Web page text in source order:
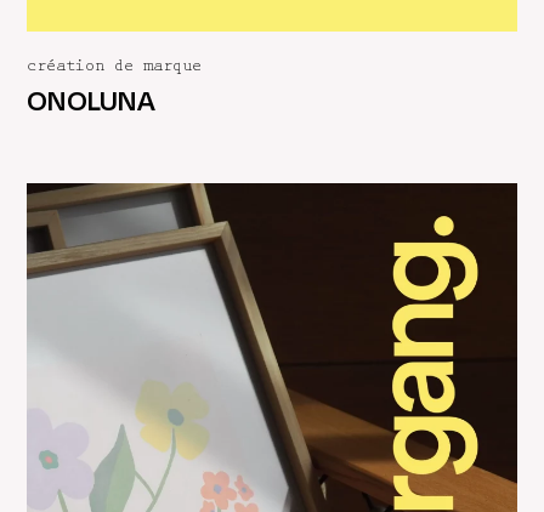
ONOLUNA
création de marque